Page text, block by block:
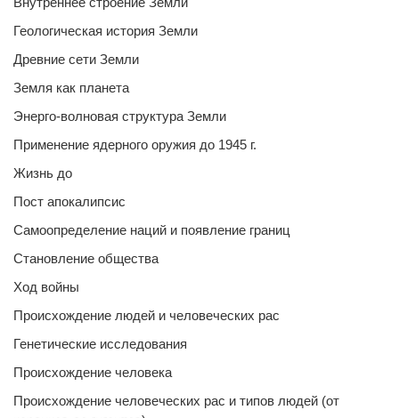
Геологическая история Земли
Древние сети Земли
Земля как планета
Энерго-волновая структура Земли
Применение ядерного оружия до 1945 г.
Жизнь до
Пост апокалипсис
Самоопределение наций и появление границ
Становление общества
Ход войны
Происхождение людей и человеческих рас
Генетические исследования
Происхождение человека
Происхождение человеческих рас и типов людей (от